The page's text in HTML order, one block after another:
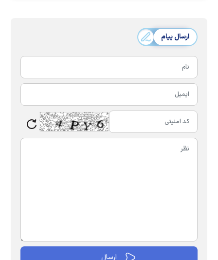
ارسال پیام